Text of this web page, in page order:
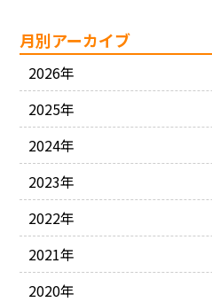
月別アーカイブ
2026年
2025年
2024年
2023年
2022年
2021年
2020年